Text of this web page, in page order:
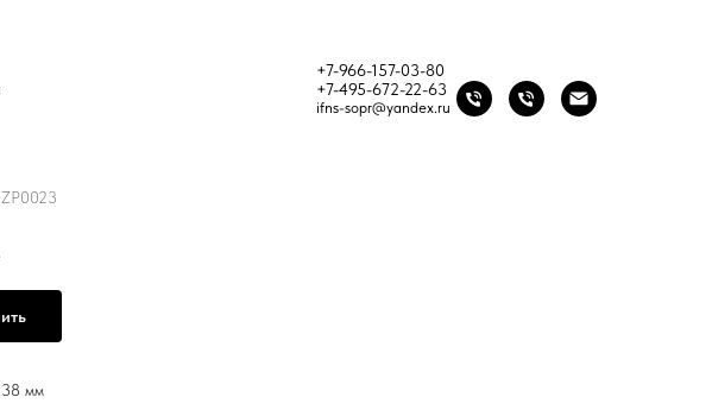
+7-966-157-03-80
+7-495-672-22-63
ifns-sopr@yandex.ru
ZP0023
38 мм